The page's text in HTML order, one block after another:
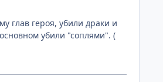
глав героя, убили драки и
убили "соплями". (